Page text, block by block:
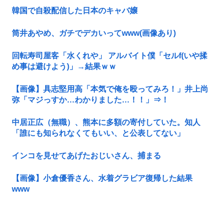
韓国で自殺配信した日本のキャバ嬢
筒井あやめ、ガチでデカいってwww(画像あり)
回転寿司屋客「水くれや」 アルバイト僕「セルf(いや揉
め事は避けよう)」→結果ｗｗ
【画像】具志堅用高「本気で俺を殴ってみろ！」井上尚
弥「マジっすか…わかりました…！！」⇒！
中居正広（無職）、熊本に多額の寄付していた。知人
「誰にも知られなくてもいい、と公表してない」
インコを見せてあげたおじいさん、捕まる
【画像】小倉優香さん、水着グラビア復帰した結果
www